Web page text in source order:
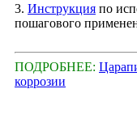
3. Инструкция по
пошагового
ПОДРОБНЕЕ:
коррозии